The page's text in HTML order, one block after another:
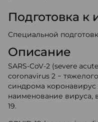
Подготовка к
Специальной
Описание
SARS-CoV-2 (severe
coronavirus 2 −
синдрома
наименование вируса,
19.